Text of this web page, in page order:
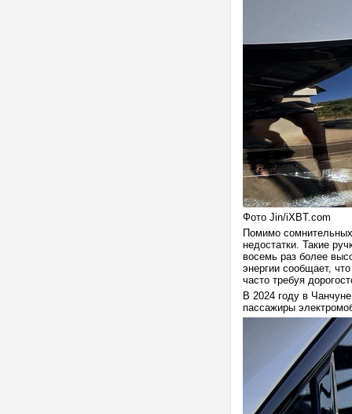
Фото Jin/iXBT.com
Помимо
недостатки. Такие
восемь раз более
энергии сообщает,
часто требуя
В 2024 году в
пассажиры